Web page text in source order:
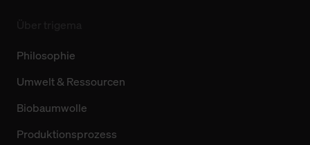
Philosophie
Umwelt & Ressourcen
Biobaumwolle
Produktionsprozess